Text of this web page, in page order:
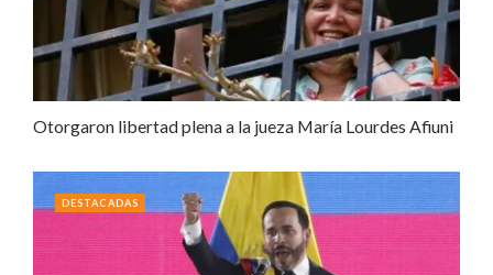
Otorgaron libertad plena a la jueza María Lourdes Afiuni
DESTACADAS